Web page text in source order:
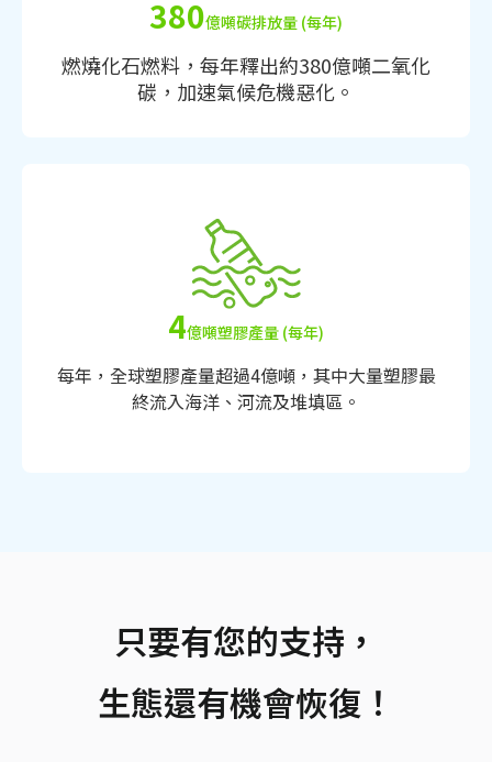
380億噸碳排放量 (每年)
燃燒化石燃料，每年釋出約380億噸二氧化
碳，加速氣候危機惡化。
4億噸塑膠產量 (每年)
每年，全球塑膠產量超過4億噸，其中大量塑膠最
終流入海洋、河流及堆填區。
只要有您的支持，
生態還有機會恢復！